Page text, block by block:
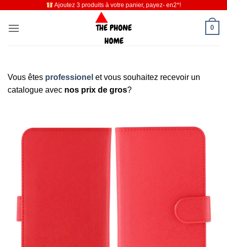
contenu
Ajoutez 3 produits à votre panier, payez- en2*!
0
Vous êtes professionel et vous souhaitez recevoir un
catalogue avec nos prix de gros?